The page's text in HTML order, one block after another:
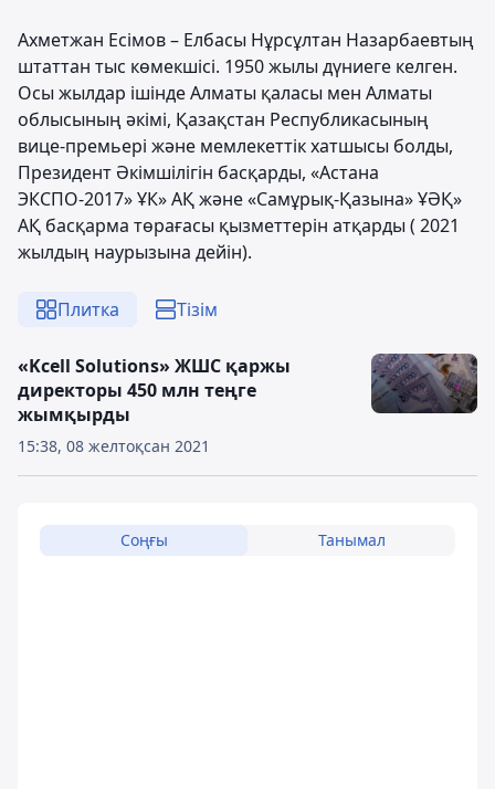
Ахметжан Есімов – Елбасы Нұрсұлтан Назарбаевтың
штаттан тыс көмекшісі. 1950 жылы дүниеге келген.
Осы жылдар ішінде Алматы қаласы мен Алматы
облысының әкімі, Қазақстан Республикасының
вице-премьері және мемлекеттік хатшысы болды,
Президент Әкімшілігін басқарды, «Астана
ЭКСПО-2017» ҰК» АҚ және «Самұрық-Қазына» ҰӘҚ»
АҚ басқарма төрағасы қызметтерін атқарды ( 2021
жылдың наурызына дейін).
Плитка Тізім
15:38, 08 желтоқсан 2021
«Kcell Solutions» ЖШС қаржы
директоры 450 млн теңге
жымқырды
Соңғы Танымал